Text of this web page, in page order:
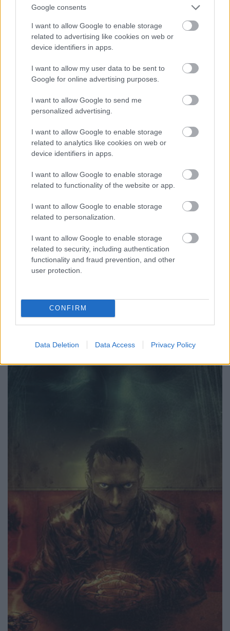
Google consents
I want to allow Google to enable storage
related to advertising like cookies on web or
device identifiers in apps.
I want to allow my user data to be sent to
Google for online advertising purposes.
I want to allow Google to send me
personalized advertising.
I want to allow Google to enable storage
related to analytics like cookies on web or
device identifiers in apps.
I want to allow Google to enable storage
related to functionality of the website or app.
I want to allow Google to enable storage
related to personalization.
I want to allow Google to enable storage
related to security, including authentication
functionality and fraud prevention, and other
user protection.
CONFIRM
Data Deletion Data Access Privacy Policy
jelenbe: újabb világválság van, az egykori hősök
tanácstalanul nézik, ahogy a világ szétesik
körülöttük, miközben csak annyit tehetnek, hogy
megalomániás gonosztevőket ütlegelnek – az új
szenzációhajhászok, önzők és gyávák. Millar éles
kontrasztot rajzol aközött, hogy milyennek kellene
milyen valójában. A szuperhősök, akik közel egy
évszázadon át harcoltak a mostanra megkopott és
elkorcsosult ideákért, lassan a nemzettel együtt
degradálódnak. A fő konfliktus két testvér közt
látszik kialakulni: egyikük maradna a hagyományos
szuperhősködésnél, azokra bízva a világ sorsát,
akiket a nép megválasztott vezetőinek, a másik
maga venné kézbe a dolgokat. Millar jól építi fel a
sztorit, érdekesek a karakterei, és ha következetesen
végigviszi a képregény fő motívumait, és nem
bagatellizálja el az egészet egy szimpla hős-gonosz
kezdet mindenestre ígéretes, Frank Quitely rajzai
pedig nagyszerűek.
(Rusznyák Csaba)
Történet: J. Michael Straczynski
Rajz: Ben Templesmith
Image Comics